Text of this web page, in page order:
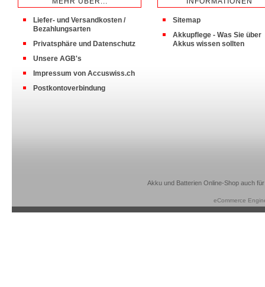
Liefer- und Versandkosten /
Bezahlungsarten
Privatsphäre und Datenschutz
Unsere AGB's
Impressum von Accuswiss.ch
Postkontoverbindung
Sitemap
Akkupflege - Was Sie über
Akkus wissen sollten
Akku und Batterien Online-Shop auch
eCommerce